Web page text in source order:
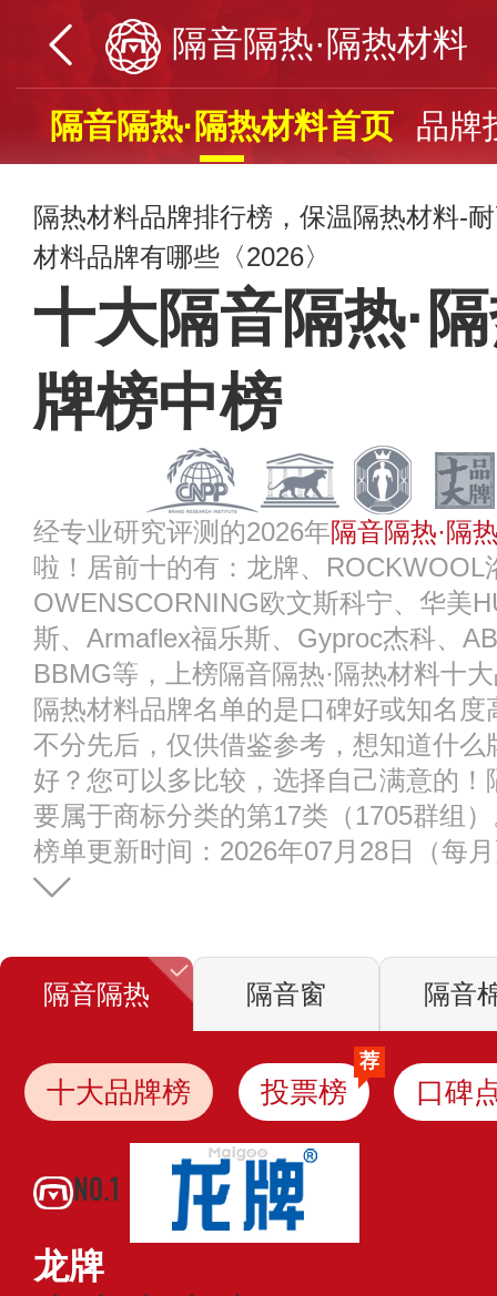
隔音隔热·隔热材料
隔音隔热·隔热材料首页 品牌
隔热材料品牌排行榜，保温隔热材料-
材料品牌有哪些〈2026〉
十大隔音隔热·
牌榜中榜
经专业研究评测的2026年隔音隔热·隔
啦！居前十的有：龙牌、ROCKWOOL
OWENSCORNING欧文斯科宁、华美
斯、Armaflex福乐斯、Gyproc杰科、
BBMG等，上榜隔音隔热·隔热材料十
隔热材料品牌名单的是口碑好或知名
不分先后，仅供借鉴参考，想知道什么
好？您可以多比较，选择自己满意的！
要属于商标分类的第17类（1705群组
榜单更新时间：2026年07月28日（每
隔音隔热 隔音窗 隔音
十大品牌榜 投票榜
荐
口碑
NO.1
龙牌